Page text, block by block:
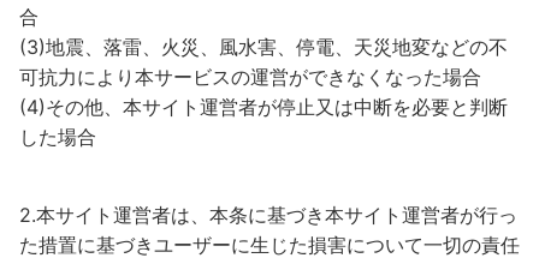
合
(3)地震、落雷、火災、風水害、停電、天災地変などの不
可抗力により本サービスの運営ができなくなった場合
(4)その他、本サイト運営者が停止又は中断を必要と判断
した場合
2.本サイト運営者は、本条に基づき本サイト運営者が行っ
た措置に基づきユーザーに生じた損害について一切の責任